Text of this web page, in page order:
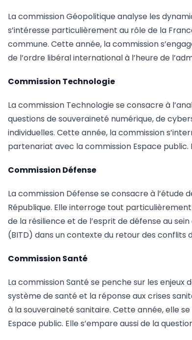
La commission Géopolitique analyse les
s’intéresse particulièrement au rôle de la
commune. Cette année, la commission
de l’ordre libéral international à l’heure de
Commission Technologie
La commission Technologie se consacre à
questions de souveraineté numérique, de
individuelles. Cette année, la commission
partenariat avec la commission Espace public.
Commission Défense
La commission Défense se consacre à
République. Elle interroge tout
de la résilience et de l’esprit de défense au
(BITD) dans un contexte du retour des conflits
Commission Santé
La commission Santé se penche sur les
système de santé et la réponse aux crises
à la souveraineté sanitaire. Cette année, elle
Espace public. Elle s’empare aussi de la